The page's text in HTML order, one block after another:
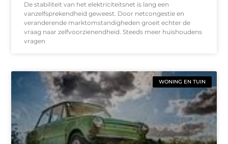
De stabiliteit van het elektriciteitsnet is lang een
vanzelfsprekendheid geweest. Door netcongestie en
veranderende marktomstandigheden groeit echter de
vraag naar zelfvoorzienendheid. Steeds meer huishoudens
vragen
WONING EN TUIN